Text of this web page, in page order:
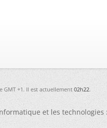
GMT +1. Il est actuellement02h22.
et les technologies